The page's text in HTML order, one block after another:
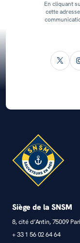
En cliquant
cette
Siège de la SNSM
8, cité d’Antin, 75009
+ 33 1 56 02 64 64